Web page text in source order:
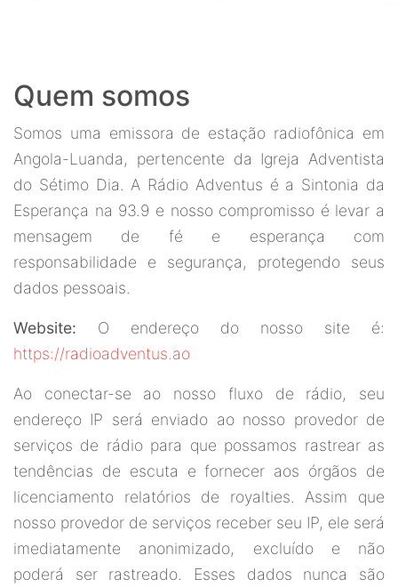
Quem somos
Somos uma emissora de estação radiofônica em
Angola-Luanda, pertencente da Igreja Adventista
do Sétimo Dia. A Rádio Adventus é a Sintonia da
Esperança na 93.9 e nosso compromisso é levar a
mensagem de fé e esperança com
responsabilidade e segurança, protegendo seus
dados pessoais.
Website: O endereço do nosso site é:
https://radioadventus.ao
Ao conectar-se ao nosso fluxo de rádio, seu
endereço IP será enviado ao nosso provedor de
serviços de rádio para que possamos rastrear as
tendências de escuta e fornecer aos órgãos de
licenciamento relatórios de royalties. Assim que
nosso provedor de serviços receber seu IP, ele será
imediatamente anonimizado, excluído e não
poderá ser rastreado. Esses dados nunca são